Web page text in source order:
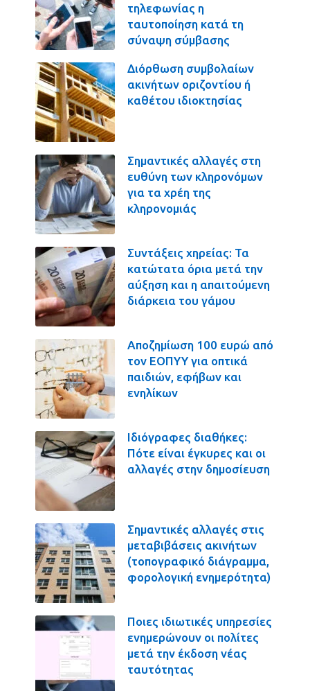
τηλεφωνίας η
ταυτοποίηση κατά τη
σύναψη σύμβασης
Διόρθωση συμβολαίων
ακινήτων οριζοντίου ή
καθέτου ιδιοκτησίας
Σημαντικές αλλαγές στη
ευθύνη των κληρονόμων
για τα χρέη της
κληρονομιάς
Συντάξεις χηρείας: Τα
κατώτατα όρια μετά την
αύξηση και η απαιτούμενη
διάρκεια του γάμου
Αποζημίωση 100 ευρώ από
τον ΕΟΠΥΥ για οπτικά
παιδιών, εφήβων και
ενηλίκων
Ιδιόγραφες διαθήκες:
Πότε είναι έγκυρες και οι
αλλαγές στην δημοσίευση
Σημαντικές αλλαγές στις
μεταβιβάσεις ακινήτων
(τοπογραφικό διάγραμμα,
φορολογική ενημερότητα)
Ποιες ιδιωτικές υπηρεσίες
ενημερώνουν οι πολίτες
μετά την έκδοση νέας
ταυτότητας